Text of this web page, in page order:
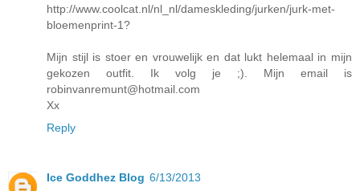
http://www.coolcat.nl/nl_nl/dameskleding/jurken/jurk-met-
bloemenprint-1?
Mijn stijl is stoer en vrouwelijk en dat lukt helemaal in mijn
gekozen outfit. Ik volg je ;). Mijn email is
robinvanremunt@hotmail.com
Xx
Reply
Ice Goddhez Blog 6/13/2013